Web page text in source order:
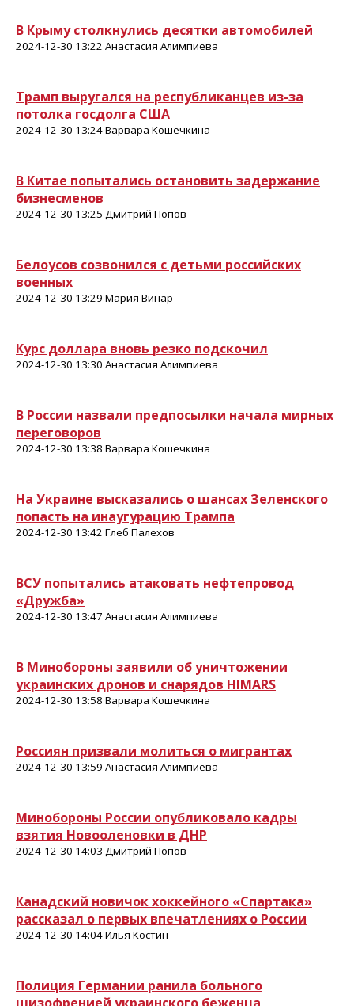
В Крыму столкнулись десятки автомобилей
2024-12-30 13:22 Анастасия Алимпиева
Трамп выругался на республиканцев из-за
потолка госдолга США
2024-12-30 13:24 Варвара Кошечкина
В Китае попытались остановить задержание
бизнесменов
2024-12-30 13:25 Дмитрий Попов
Белоусов созвонился с детьми российских
военных
2024-12-30 13:29 Мария Винар
Курс доллара вновь резко подскочил
2024-12-30 13:30 Анастасия Алимпиева
В России назвали предпосылки начала мирных
переговоров
2024-12-30 13:38 Варвара Кошечкина
На Украине высказались о шансах Зеленского
попасть на инаугурацию Трампа
2024-12-30 13:42 Глеб Палехов
ВСУ попытались атаковать нефтепровод
«Дружба»
2024-12-30 13:47 Анастасия Алимпиева
В Минобороны заявили об уничтожении
украинских дронов и снарядов HIMARS
2024-12-30 13:58 Варвара Кошечкина
Россиян призвали молиться о мигрантах
2024-12-30 13:59 Анастасия Алимпиева
Минобороны России опубликовало кадры
взятия Новооленовки в ДНР
2024-12-30 14:03 Дмитрий Попов
Канадский новичок хоккейного «Спартака»
рассказал о первых впечатлениях о России
2024-12-30 14:04 Илья Костин
Полиция Германии ранила больного